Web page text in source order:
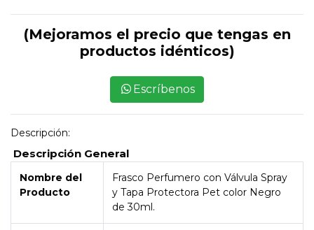
(Mejoramos el precio que tengas en
productos idénticos)
Escríbenos
Descripción:
Descripción General
Nombre del
Producto
Frasco Perfumero con Válvula Spray
y Tapa Protectora Pet color Negro
de 30ml.